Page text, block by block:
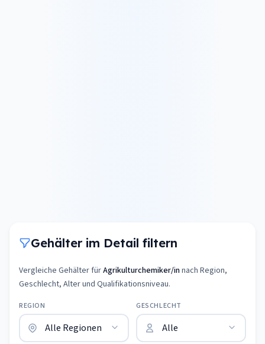
Gehälter im Detail filtern
Vergleiche Gehälter fürAgrikulturchemiker/innach Region,
Geschlecht, Alter und Qualifikationsniveau.
REGION GESCHLECHT